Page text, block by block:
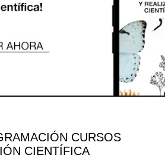
CURSOS
CIENTÍFICA